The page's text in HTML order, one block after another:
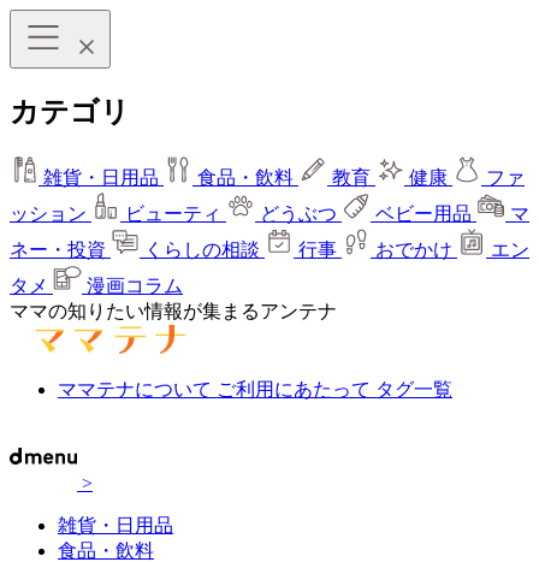
カテゴリ
雑貨・日用品 食品・飲料 教育 健康
ファ
ッション
ビューティ どうぶつ ベビー用品
マ
ネー・投資
くらしの相談 行事 おでかけ
エン
タメ
漫画コラム
ママの知りたい情報が集まるアンテナ
ママテナについて ご利用にあたって タグ一覧
>
雑貨・日用品
食品・飲料